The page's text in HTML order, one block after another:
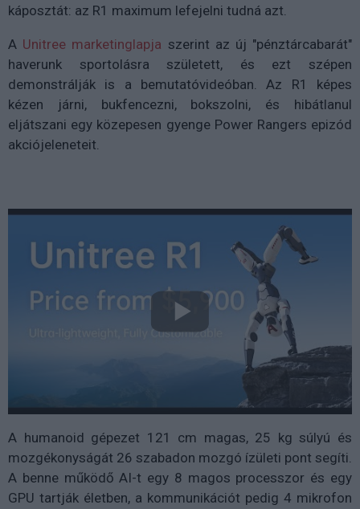
káposztát: az R1 maximum lefejelni tudná azt.
A Unitree marketinglapja szerint az új "pénztárcabarát"
haverunk sportolásra született, és ezt szépen
demonstrálják is a bemutatóvideóban. Az R1 képes
kézen járni, bukfencezni, bokszolni, és hibátlanul
eljátszani egy közepesen gyenge Power Rangers epizód
akciójeleneteit.
A humanoid gépezet 121 cm magas, 25 kg súlyú és
mozgékonyságát 26 szabadon mozgó ízületi pont segíti.
A benne működő AI-t egy 8 magos processzor és egy
GPU tartják életben, a kommunikációt pedig 4 mikrofon